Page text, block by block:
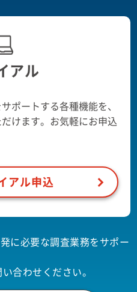
アル
ポートする各種機能を、
けます。お気軽にお申込
アル申込
に必要な調査業務をサポー
合わせください。